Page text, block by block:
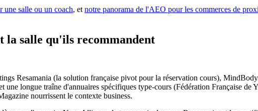
une salle ou un coach, et notre panorama de l'AEO pour les commerces de
la salle qu'ils recommandent
Resamania (la solution française pivot pour la réservation cours),
longue traîne d'annuaires spécifiques type-cours (Fédération Française de
nourrissent le contexte business.